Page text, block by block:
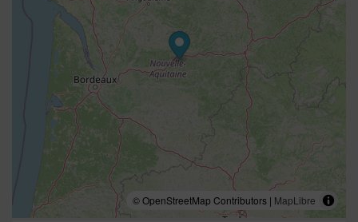
© OpenStreetMap Contributors | MapLibre